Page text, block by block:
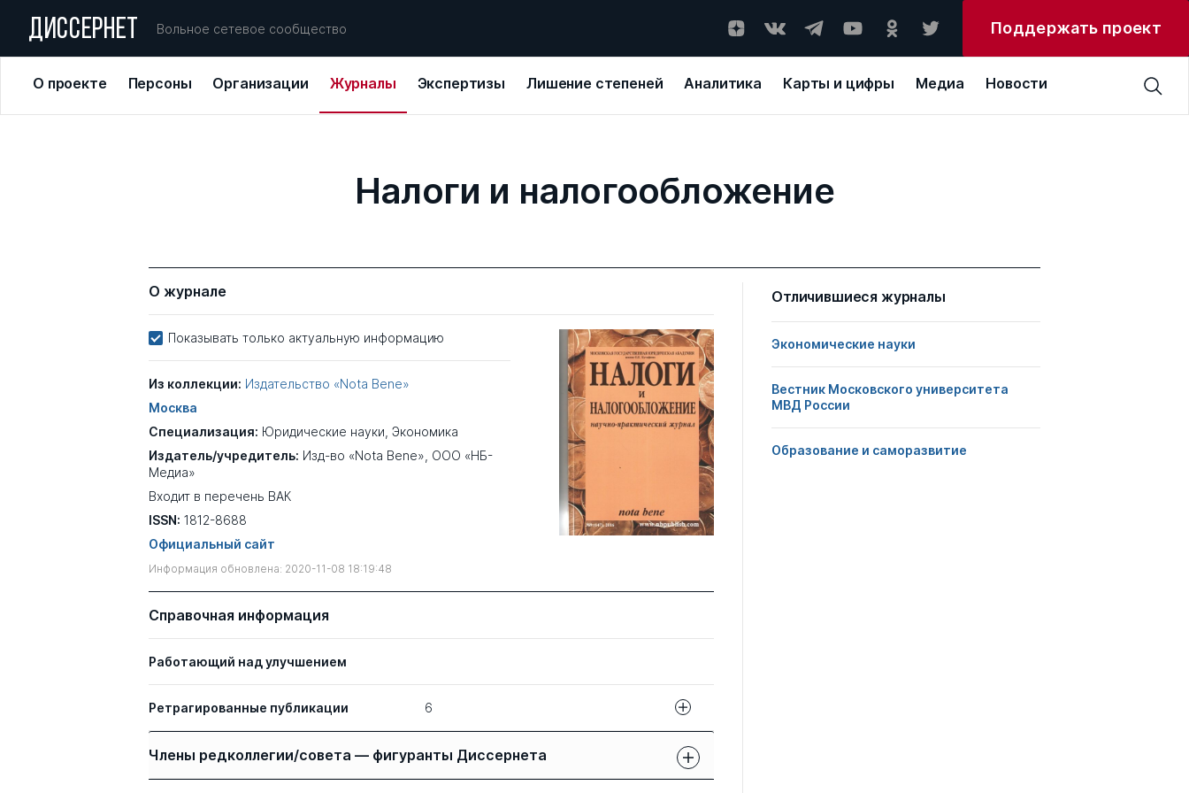
ДИССЕРНЕТ Вольное сетевое сообщество Поддержать проект
О проекте Персоны Организации Журналы Экспертизы Лишение степеней Аналитика Карты и цифры Медиа Новости
Налоги и налогообложение
О журнале
Показывать только актуальную информацию
Из коллекции: Издательство «Nota Bene»
Москва
Специализация: Юридические науки Экономика
Издатель/учредитель: Изд-во «Nota Bene», ООО «НБ-
Медиа»
Входит в перечень ВАК
ISSN: 1812-8688
Официальный сайт
Информация обновлена: 2020-11-08 18:19:48
Справочная информация
Работающий над улучшением
Ретрагированные публикации 6
Подковыров В. Е. «ВЕРТИКАЛЬНЫЙ» ЭФФЕКТ ЛАФФЕРА
Члены редколлегии/совета — фигуранты Диссернета
Отличившиеся журналы
Экономические науки
Вестник Московского университета
МВД России
Образование и саморазвитие